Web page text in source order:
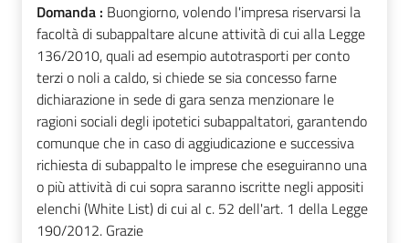
Domanda : Buongiorno, volendo l'impresa riservarsi la
facoltà di subappaltare alcune attività di cui alla Legge
136/2010, quali ad esempio autotrasporti per conto
terzi o noli a caldo, si chiede se sia concesso farne
dichiarazione in sede di gara senza menzionare le
ragioni sociali degli ipotetici subappaltatori, garantendo
comunque che in caso di aggiudicazione e successiva
richiesta di subappalto le imprese che eseguiranno una
o più attività di cui sopra saranno iscritte negli appositi
elenchi (White List) di cui al c. 52 dell'art. 1 della Legge
190/2012. Grazie